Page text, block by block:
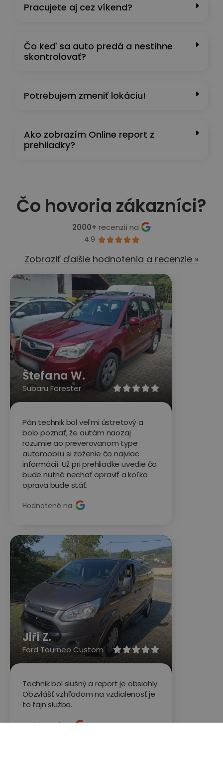
Pracujete aj cez víkend?
Čo keď sa auto predá a nestihne
skontrolovať?
Potrebujem zmeniť lokáciu!
Ako zobrazím Online report z
prehliadky?
Čo hovoria zákazníci?
2000+ recenzií na
4.9 
Zobraziť ďalšie hodnotenia a recenzie »
  
Štefana W.
Subaru Forester
Pán technik bol veľmi ústretový a
bolo poznať, že autám naozaj
rozumie ao preverovanom type
automobilu si zoženie čo najviac
informácií. Už pri prehliadke uvedie čo
bude nutné nechať opraviť a koľko
oprava bude stáť.
Hodnotené na
  
Jiří Z.
Ford Tourneo Custom
Technik bol slušný a report je obsiahly.
Obzvlášť vzhľadom na vzdialenosť je
to fajn služba.
Hodnotené na